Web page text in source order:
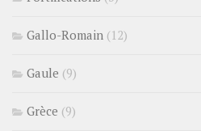
Gallo-Romain (12)
Gaule (9)
Grèce (9)